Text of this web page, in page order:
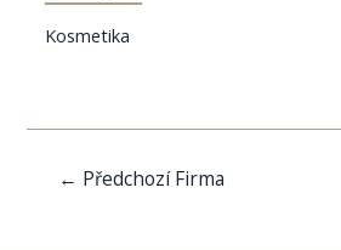
Kosmetika
Navigace
← Předchozí Firma